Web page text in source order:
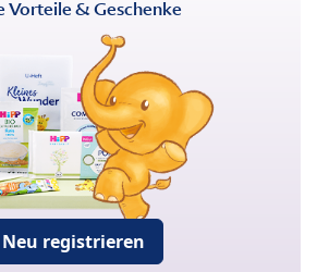
Vorteile & Geschenke
Neu registrieren